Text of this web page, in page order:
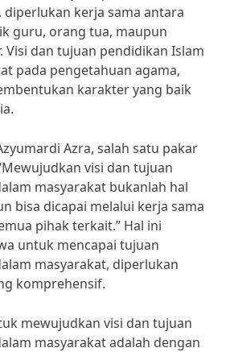
diperlukan kerja sama antara
guru, orang tua, maupun
Visi dan tujuan pendidikan Islam
pada pengetahuan agama,
karakter yang baik
Azra, salah satu pakar
visi dan tujuan
masyarakat bukanlah hal
bisa dicapai melalui kerja sama
pihak terkait.” Hal ini
untuk mencapai tujuan
masyarakat, diperlukan
komprehensif.
mewujudkan visi dan tujuan
masyarakat adalah dengan